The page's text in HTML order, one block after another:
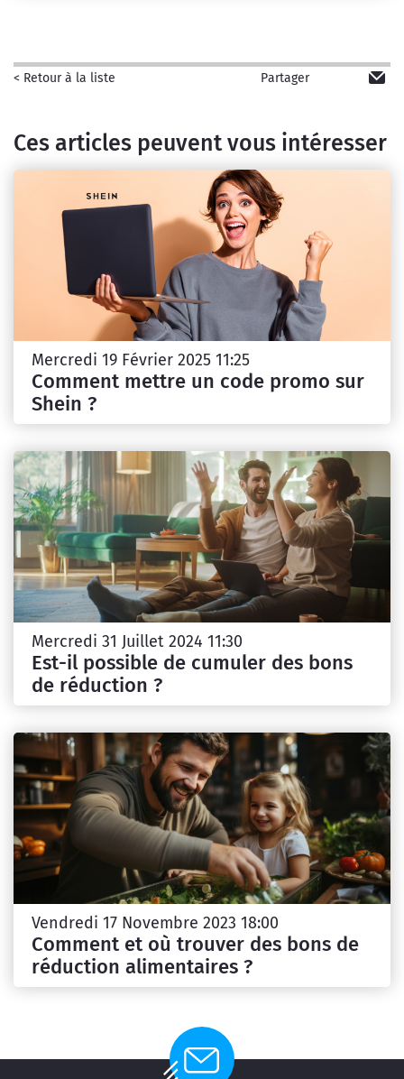
< Retour à la liste Partager
Ces articles peuvent vous intéresser
Mercredi 19 Février 2025 11:25
Comment mettre un code promo sur
Shein ?
Mercredi 31 Juillet 2024 11:30
Est-il possible de cumuler des bons
de réduction ?
Vendredi 17 Novembre 2023 18:00
Comment et où trouver des bons de
réduction alimentaires ?